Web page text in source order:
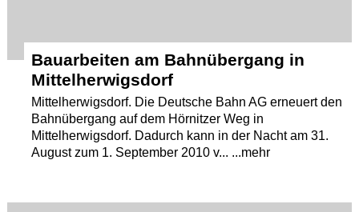
Bauarbeiten am Bahnübergang in
Mittelherwigsdorf
Mittelherwigsdorf. Die Deutsche Bahn AG erneuert den
Bahnübergang auf dem Hörnitzer Weg in
Mittelherwigsdorf. Dadurch kann in der Nacht am 31.
August zum 1. September 2010 v... ...mehr